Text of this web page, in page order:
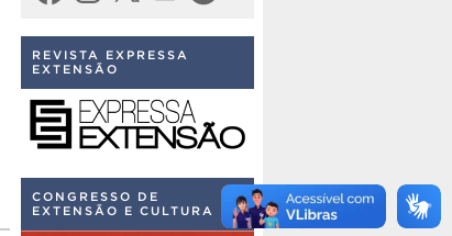
REVISTA EXPRESSA
EXTENSÃO
CONGRESSO DE
EXTENSÃO E CULTURA